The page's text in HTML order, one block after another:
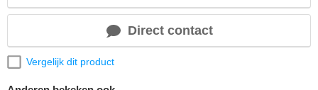
Direct contact
Vergelijk dit product